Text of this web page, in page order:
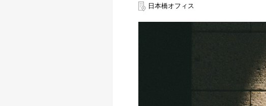
日本橋オフィス